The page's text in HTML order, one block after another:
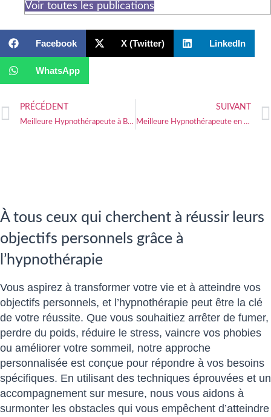
Voir toutes les publications
Facebook X (Twitter) LinkedIn
WhatsApp
PRÉCÉDENT
Meilleure Hypnothérapeute à Brest
SUIVANT
Meilleure Hypnothérapeute en Normandie
À tous ceux qui cherchent à réussir leurs
objectifs personnels grâce à
l’hypnothérapie
Vous aspirez à transformer votre vie et à atteindre vos
objectifs personnels, et l’hypnothérapie peut être la clé
de votre réussite. Que vous souhaitiez arrêter de fumer,
perdre du poids, réduire le stress, vaincre vos phobies
ou améliorer votre sommeil, notre approche
personnalisée est conçue pour répondre à vos besoins
spécifiques. En utilisant des techniques éprouvées et un
accompagnement sur mesure, nous vous aidons à
surmonter les obstacles qui vous empêchent d’atteindre